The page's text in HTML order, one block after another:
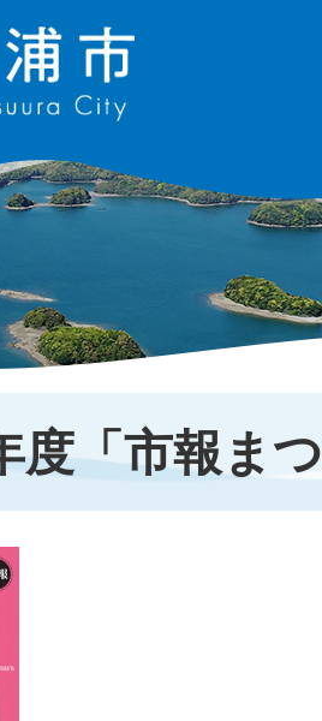
度「市報ま